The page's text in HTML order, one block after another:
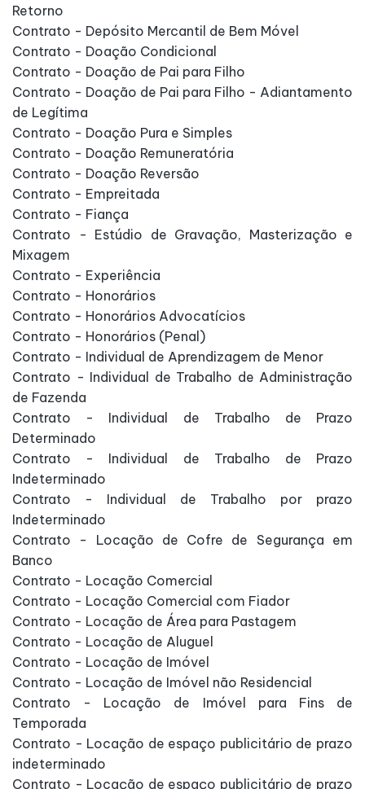
Retorno
Contrato - Depósito Mercantil de Bem Móvel
Contrato - Doação Condicional
Contrato - Doação de Pai para Filho
Contrato - Doação de Pai para Filho - Adiantamento
de Legítima
Contrato - Doação Pura e Simples
Contrato - Doação Remuneratória
Contrato - Doação Reversão
Contrato - Empreitada
Contrato - Fiança
Contrato - Estúdio de Gravação, Masterização e
Mixagem
Contrato - Experiência
Contrato - Honorários
Contrato - Honorários Advocatícios
Contrato - Honorários (Penal)
Contrato - Individual de Aprendizagem de Menor
Contrato - Individual de Trabalho de Administração
de Fazenda
Contrato - Individual de Trabalho de Prazo
Determinado
Contrato - Individual de Trabalho de Prazo
Indeterminado
Contrato - Individual de Trabalho por prazo
Indeterminado
Contrato - Locação de Cofre de Segurança em
Banco
Contrato - Locação Comercial
Contrato - Locação Comercial com Fiador
Contrato - Locação de Área para Pastagem
Contrato - Locação de Aluguel
Contrato - Locação de Imóvel
Contrato - Locação de Imóvel não Residencial
Contrato - Locação de Imóvel para Fins de
Temporada
Contrato - Locação de espaço publicitário de prazo
indeterminado
Contrato - Locação de espaço publicitário de prazo